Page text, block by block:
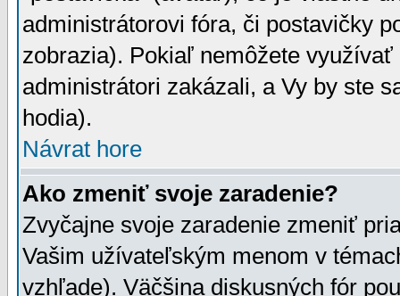
administrátorovi fóra, či postavičky
zobrazia). Pokiaľ nemôžete
administrátori zakázali, a Vy by ste
hodia).
Návrat hore
Ako zmeniť svoje zaradenie?
Zvyčajne svoje zaradenie zmeniť
Vašim užívateľským menom v
vzhľade). Väčšina diskusných fór